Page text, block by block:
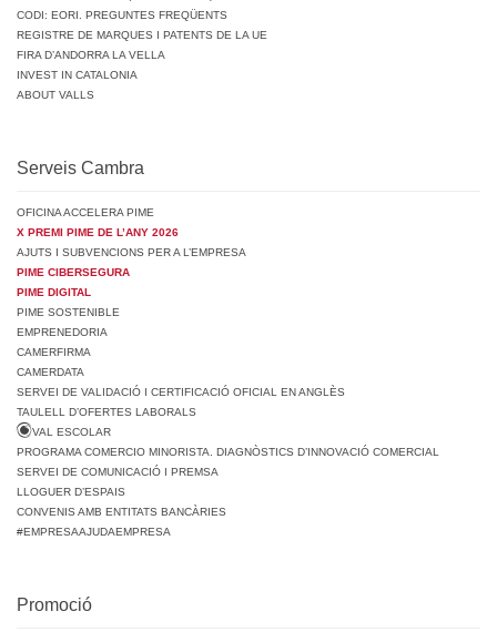
CODI: EORI. PREGUNTES FREQÜENTS
REGISTRE DE MARQUES I PATENTS DE LA UE
FIRA D’ANDORRA LA VELLA
INVEST IN CATALONIA
ABOUT VALLS
Serveis Cambra
OFICINA ACCELERA PIME
X PREMI PIME DE L’ANY 2026
AJUTS I SUBVENCIONS PER A L’EMPRESA
PIME CIBERSEGURA
PIME DIGITAL
PIME SOSTENIBLE
EMPRENEDORIA
CAMERFIRMA
CAMERDATA
SERVEI DE VALIDACIÓ I CERTIFICACIÓ OFICIAL EN ANGLÈS
TAULELL D’OFERTES LABORALS
VAL ESCOLAR
PROGRAMA COMERCIO MINORISTA. DIAGNÒSTICS D’INNOVACIÓ COMERCIAL
SERVEI DE COMUNICACIÓ I PREMSA
LLOGUER D’ESPAIS
CONVENIS AMB ENTITATS BANCÀRIES
#EMPRESAAJUDAEMPRESA
Promoció